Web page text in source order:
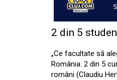
2 din 5
„Ce facultate să
România. 2 din 5
români (Claudiu